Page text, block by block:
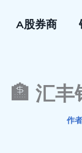
A股券商
🏦 汇丰
作